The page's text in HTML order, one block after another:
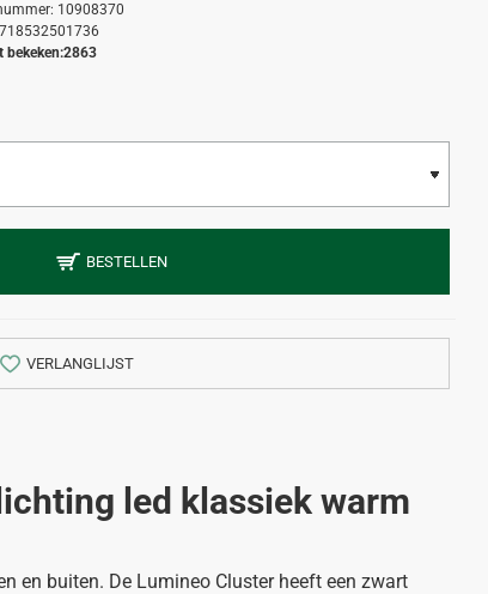
10908370
bekeken:2863
BESTELLEN
VERLANGLIJST
led klassiek warm
en buiten. De Lumineo Cluster heeft een zwart